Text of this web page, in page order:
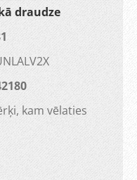
draudze
kam vēlaties